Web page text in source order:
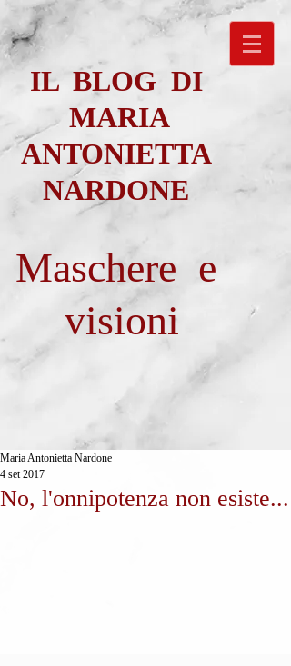
IL BLOG DI
MARIA
ANTONIETTA
NARDONE
Maschere e
visioni
No, l'onnipotenza non esiste...
Maria Antonietta Nardone
4 set 2017